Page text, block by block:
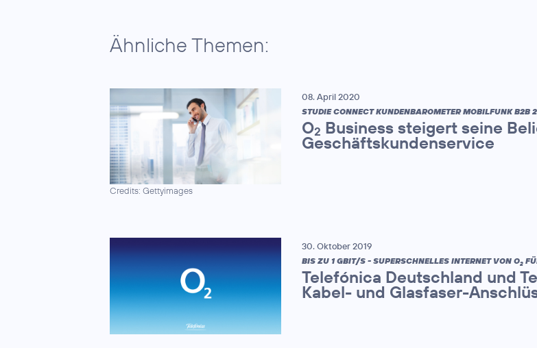
Ähnliche Themen:
Credits: Gettyimages
08. April 2020
STUDIE CONNECT KUNDENBAROMETER MOBILFUNK B2B
O2 Business steigert seine
Geschäftskundenservice
30. Oktober 2019
BIS ZU 1 GBIT/S - SUPERSCHNELLES INTERNET VON O2
Telefónica Deutschland und
Kabel- und Glasfaser-